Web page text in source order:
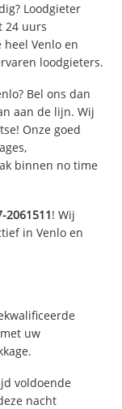
Loodgieter
24 uurs
Venlo en
loodgieters.
Bel ons dan
aan de lijn. Wij
Onze goed
binnen no time
2061511! Wij
in Venlo en
uw
voldoende
nacht